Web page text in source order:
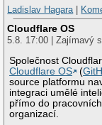
Ladislav Hagara|
Cloudflare OS
5.8. 17:00 | Zajímavý
Společnost
Cloudflare OS
(
source platformu
integraci umělé
přímo do
organizací.